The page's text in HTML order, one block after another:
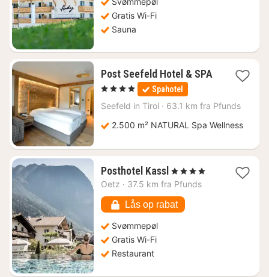
Gratis Wi-Fi
Sauna
Post Seefeld Hotel & SPA
1
nat
fra
kr.
, 4 Stjerner Spahotel
Seefeld in Tirol · 63.1 km fra Pfunds
2.500 m² NATURAL Spa Wellness
Posthotel Kassl 1
nat
1802
kr.
, 4 Stjerner
Oetz · 37.5 km fra Pfunds
Lås op rabat
Svømmepøl
Gratis Wi-Fi
Restaurant